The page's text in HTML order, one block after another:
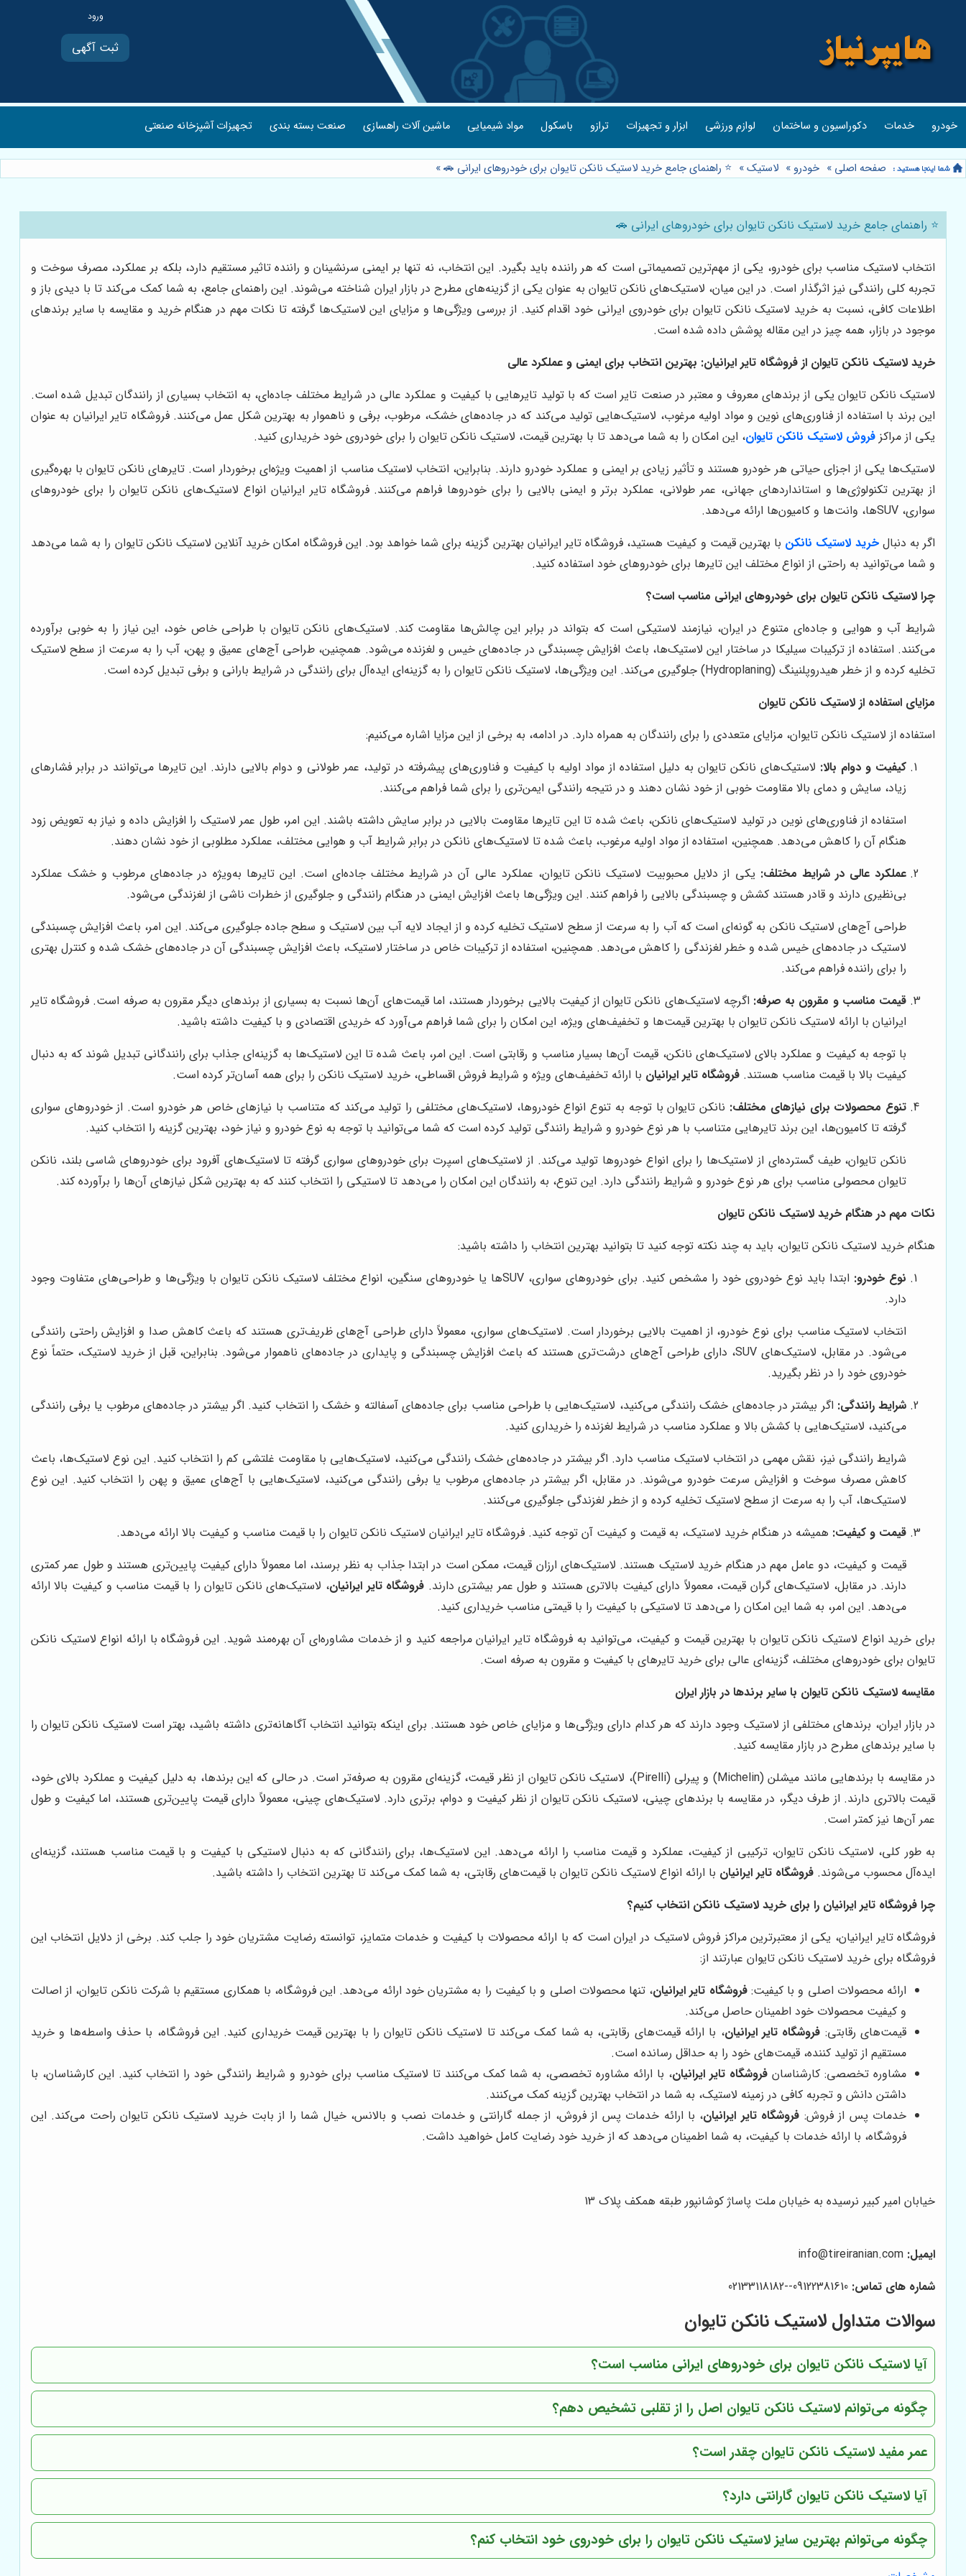
ثبت آگهی
خودرو خدمات دکوراسیون و ساختمان لوازم ورزشی ابزار و تجهیزات ترازو باسکول مواد شیمیایی ماشین آلات راهسازی صنعت بسته بندی تجهیزات آشپزخانه صنعتی
صفحه اصلی » خودرو » لاستیک» ⭐️ راهنمای جامع خرید لاستیک نانکن تایوان برای خودروهای ایرانی 🚗»
⭐️ راهنمای جامع خرید لاستیک نانکن تایوان برای خودروهای ایرانی 🚗
انتخاب لاستیک مناسب برای خودرو، یکی از مهم‌ترین تصمیماتی است که هر راننده باید بگیرد. این انتخاب، نه تنها بر ایمنی سرنشینان و راننده تاثیر مستقیم دارد، بلکه بر عملکرد، مصرف سوخت و
تجربه کلی رانندگی نیز اثرگذار است. در این میان، لاستیک‌های نانکن تایوان به عنوان یکی از گزینه‌های مطرح در بازار ایران شناخته می‌شوند. این راهنمای جامع، به شما کمک می‌کند تا با دیدی باز و
اطلاعات کافی، نسبت به خرید لاستیک نانکن تایوان برای خودروی ایرانی خود اقدام کنید. از بررسی ویژگی‌ها و مزایای این لاستیک‌ها گرفته تا نکات مهم در هنگام خرید و مقایسه با سایر برندهای
موجود در بازار، همه چیز در این مقاله پوشش داده شده است.
خرید لاستیک نانکن تایوان از فروشگاه تایر ایرانیان: بهترین انتخاب برای ایمنی و عملکرد عالی
لاستیک نانکن تایوان یکی از برندهای معروف و معتبر در صنعت تایر است که با تولید تایرهایی با کیفیت و عملکرد عالی در شرایط مختلف جاده‌ای، به انتخاب بسیاری از رانندگان تبدیل شده است.
این برند با استفاده از فناوری‌های نوین و مواد اولیه مرغوب، لاستیک‌هایی تولید می‌کند که در جاده‌های خشک، مرطوب، برفی و ناهموار به بهترین شکل عمل می‌کنند. فروشگاه تایر ایرانیان به عنوان
یکی از مراکز فروش لاستیک نانکن تایوان، این امکان را به شما می‌دهد تا با بهترین قیمت، لاستیک نانکن تایوان را برای خودروی خود خریداری کنید.
لاستیک‌ها یکی از اجزای حیاتی هر خودرو هستند و تأثیر زیادی بر ایمنی و عملکرد خودرو دارند. بنابراین، انتخاب لاستیک مناسب از اهمیت ویژه‌ای برخوردار است. تایرهای نانکن تایوان با بهره‌گیری
از بهترین تکنولوژی‌ها و استانداردهای جهانی، عمر طولانی، عملکرد برتر و ایمنی بالایی را برای خودروها فراهم می‌کنند. فروشگاه تایر ایرانیان انواع لاستیک‌های نانکن تایوان را برای خودروهای
سواری، SUV‌ها، وانت‌ها و کامیون‌ها ارائه می‌دهد.
اگر به دنبالخرید لاستیک نانکن با بهترین قیمت و کیفیت هستید، فروشگاه تایر ایرانیان بهترین گزینه برای شما خواهد بود. این فروشگاه امکان خرید آنلاین لاستیک نانکن تایوان را به شما می‌دهد
و شما می‌توانید به راحتی از انواع مختلف این تایرها برای خودروهای خود استفاده کنید.
چرا لاستیک نانکن تایوان برای خودروهای ایرانی مناسب است؟
شرایط آب و هوایی و جاده‌ای متنوع در ایران، نیازمند لاستیکی است که بتواند در برابر این چالش‌ها مقاومت کند. لاستیک‌های نانکن تایوان با طراحی خاص خود، این نیاز را به خوبی برآورده
می‌کنند. استفاده از ترکیبات سیلیکا در ساختار این لاستیک‌ها، باعث افزایش چسبندگی در جاده‌های خیس و لغزنده می‌شود. همچنین، طراحی آج‌های عمیق و پهن، آب را به سرعت از سطح لاستیک
تخلیه کرده و از خطر هیدروپلنینگ (Hydroplaning) جلوگیری می‌کند. این ویژگی‌ها، لاستیک نانکن تایوان را به گزینه‌ای ایده‌آل برای رانندگی در شرایط بارانی و برفی تبدیل کرده است.
مزایای استفاده از لاستیک نانکن تایوان
استفاده از لاستیک نانکن تایوان، مزایای متعددی را برای رانندگان به همراه دارد. در ادامه، به برخی از این مزایا اشاره می‌کنیم:
کیفیت و دوام بالا: لاستیک‌های نانکن تایوان به دلیل استفاده از مواد اولیه با کیفیت و فناوری‌های پیشرفته در تولید، عمر طولانی و دوام بالایی دارند. این تایرها می‌توانند در برابر فشارهای
زیاد، سایش و دمای بالا مقاومت خوبی از خود نشان دهند و در نتیجه رانندگی ایمن‌تری را برای شما فراهم می‌کنند.
استفاده از فناوری‌های نوین در تولید لاستیک‌های نانکن، باعث شده تا این تایرها مقاومت بالایی در برابر سایش داشته باشند. این امر، طول عمر لاستیک را افزایش داده و نیاز به تعویض زود
هنگام آن را کاهش می‌دهد. همچنین، استفاده از مواد اولیه مرغوب، باعث شده تا لاستیک‌های نانکن در برابر شرایط آب و هوایی مختلف، عملکرد مطلوبی از خود نشان دهند.
عملکرد عالی در شرایط مختلف: یکی از دلایل محبوبیت لاستیک نانکن تایوان، عملکرد عالی آن در شرایط مختلف جاده‌ای است. این تایرها به‌ویژه در جاده‌های مرطوب و خشک عملکرد
بی‌نظیری دارند و قادر هستند کشش و چسبندگی بالایی را فراهم کنند. این ویژگی‌ها باعث افزایش ایمنی در هنگام رانندگی و جلوگیری از خطرات ناشی از لغزندگی می‌شود.
طراحی آج‌های لاستیک نانکن به گونه‌ای است که آب را به سرعت از سطح لاستیک تخلیه کرده و از ایجاد لایه آب بین لاستیک و سطح جاده جلوگیری می‌کند. این امر، باعث افزایش چسبندگی
لاستیک در جاده‌های خیس شده و خطر لغزندگی را کاهش می‌دهد. همچنین، استفاده از ترکیبات خاص در ساختار لاستیک، باعث افزایش چسبندگی آن در جاده‌های خشک شده و کنترل بهتری
را برای راننده فراهم می‌کند.
قیمت مناسب و مقرون به صرفه: اگرچه لاستیک‌های نانکن تایوان از کیفیت بالایی برخوردار هستند، اما قیمت‌های آن‌ها نسبت به بسیاری از برندهای دیگر مقرون به صرفه است. فروشگاه تایر
ایرانیان با ارائه لاستیک نانکن تایوان با بهترین قیمت‌ها و تخفیف‌های ویژه، این امکان را برای شما فراهم می‌آورد که خریدی اقتصادی و با کیفیت داشته باشید.
با توجه به کیفیت و عملکرد بالای لاستیک‌های نانکن، قیمت آن‌ها بسیار مناسب و رقابتی است. این امر، باعث شده تا این لاستیک‌ها به گزینه‌ای جذاب برای رانندگانی تبدیل شوند که به دنبال
کیفیت بالا با قیمت مناسب هستند. فروشگاه تایر ایرانیان با ارائه تخفیف‌های ویژه و شرایط فروش اقساطی، خرید لاستیک نانکن را برای همه آسان‌تر کرده است.
تنوع محصولات برای نیازهای مختلف: نانکن تایوان با توجه به تنوع انواع خودروها، لاستیک‌های مختلفی را تولید می‌کند که متناسب با نیازهای خاص هر خودرو است. از خودروهای سواری
گرفته تا کامیون‌ها، این برند تایرهایی متناسب با هر نوع خودرو و شرایط رانندگی تولید کرده است که شما می‌توانید با توجه به نوع خودرو و نیاز خود، بهترین گزینه را انتخاب کنید.
نانکن تایوان، طیف گسترده‌ای از لاستیک‌ها را برای انواع خودروها تولید می‌کند. از لاستیک‌های اسپرت برای خودروهای سواری گرفته تا لاستیک‌های آفرود برای خودروهای شاسی بلند، نانکن
تایوان محصولی مناسب برای هر نوع خودرو و شرایط رانندگی دارد. این تنوع، به رانندگان این امکان را می‌دهد تا لاستیکی را انتخاب کنند که به بهترین شکل نیازهای آن‌ها را برآورده کند.
نکات مهم در هنگام خرید لاستیک نانکن تایوان
هنگام خرید لاستیک نانکن تایوان، باید به چند نکته توجه کنید تا بتوانید بهترین انتخاب را داشته باشید:
نوع خودرو:
ابتدا باید نوع خودروی خود را مشخص کنید. برای خودروهای سواری، SUV‌ها یا خودروهای سنگین، انواع مختلف لاستیک نانکن تایوان با ویژگی‌ها و طراحی‌های متفاوت وجود
دارد.
انتخاب لاستیک مناسب برای نوع خودرو، از اهمیت بالایی برخوردار است. لاستیک‌های سواری، معمولاً دارای طراحی آج‌های ظریف‌تری هستند که باعث کاهش صدا و افزایش راحتی رانندگی
می‌شود. در مقابل، لاستیک‌های SUV، دارای طراحی آج‌های درشت‌تری هستند که باعث افزایش چسبندگی و پایداری در جاده‌های ناهموار می‌شود. بنابراین، قبل از خرید لاستیک، حتماً نوع
خودروی خود را در نظر بگیرید.
شرایط رانندگی: اگر بیشتر در جاده‌های خشک رانندگی می‌کنید، لاستیک‌هایی با طراحی مناسب برای جاده‌های آسفالته و خشک را انتخاب کنید. اگر بیشتر در جاده‌های مرطوب یا برفی رانندگی
می‌کنید، لاستیک‌هایی با کشش بالا و عملکرد مناسب در شرایط لغزنده را خریداری کنید.
شرایط رانندگی نیز، نقش مهمی در انتخاب لاستیک مناسب دارد. اگر بیشتر در جاده‌های خشک رانندگی می‌کنید، لاستیک‌هایی با مقاومت غلتشی کم را انتخاب کنید. این نوع لاستیک‌ها، باعث
کاهش مصرف سوخت و افزایش سرعت خودرو می‌شوند. در مقابل، اگر بیشتر در جاده‌های مرطوب یا برفی رانندگی می‌کنید، لاستیک‌هایی با آج‌های عمیق و پهن را انتخاب کنید. این نوع
لاستیک‌ها، آب را به سرعت از سطح لاستیک تخلیه کرده و از خطر لغزندگی جلوگیری می‌کنند.
قیمت و کیفیت: همیشه در هنگام خرید لاستیک، به قیمت و کیفیت آن توجه کنید. فروشگاه تایر ایرانیان لاستیک نانکن تایوان را با قیمت مناسب و کیفیت بالا ارائه می‌دهد.
قیمت و کیفیت، دو عامل مهم در هنگام خرید لاستیک هستند. لاستیک‌های ارزان قیمت، ممکن است در ابتدا جذاب به نظر برسند، اما معمولاً دارای کیفیت پایین‌تری هستند و طول عمر کمتری
دارند. در مقابل، لاستیک‌های گران قیمت، معمولاً دارای کیفیت بالاتری هستند و طول عمر بیشتری دارند. فروشگاه تایر ایرانیان، لاستیک‌های نانکن تایوان را با قیمت مناسب و کیفیت بالا ارائه
می‌دهد. این امر، به شما این امکان را می‌دهد تا لاستیکی با کیفیت را با قیمتی مناسب خریداری کنید.
برای خرید انواع لاستیک نانکن تایوان با بهترین قیمت و کیفیت، می‌توانید به فروشگاه تایر ایرانیان مراجعه کنید و از خدمات مشاوره‌ای آن بهره‌مند شوید. این فروشگاه با ارائه انواع لاستیک نانکن
تایوان برای خودروهای مختلف، گزینه‌ای عالی برای خرید تایرهای با کیفیت و مقرون به صرفه است.
مقایسه لاستیک نانکن تایوان با سایر برندها در بازار ایران
در بازار ایران، برندهای مختلفی از لاستیک وجود دارند که هر کدام دارای ویژگی‌ها و مزایای خاص خود هستند. برای اینکه بتوانید انتخاب آگاهانه‌تری داشته باشید، بهتر است لاستیک نانکن تایوان را
با سایر برندهای مطرح در بازار مقایسه کنید.
در مقایسه با برندهایی مانند میشلن (Michelin) و پیرلی (Pirelli)، لاستیک نانکن تایوان از نظر قیمت، گزینه‌ای مقرون به صرفه‌تر است. در حالی که این برندها، به دلیل کیفیت و عملکرد بالای خود،
قیمت بالاتری دارند. از طرف دیگر، در مقایسه با برندهای چینی، لاستیک نانکن تایوان از نظر کیفیت و دوام، برتری دارد. لاستیک‌های چینی، معمولاً دارای قیمت پایین‌تری هستند، اما کیفیت و طول
عمر آن‌ها نیز کمتر است.
به طور کلی، لاستیک نانکن تایوان، ترکیبی از کیفیت، عملکرد و قیمت مناسب را ارائه می‌دهد. این لاستیک‌ها، برای رانندگانی که به دنبال لاستیکی با کیفیت و با قیمت مناسب هستند، گزینه‌ای
ایده‌آل محسوب می‌شوند. فروشگاه تایر ایرانیان با ارائه انواع لاستیک نانکن تایوان با قیمت‌های رقابتی، به شما کمک می‌کند تا بهترین انتخاب را داشته باشید.
چرا فروشگاه تایر ایرانیان را برای خرید لاستیک نانکن انتخاب کنیم؟
فروشگاه تایر ایرانیان، یکی از معتبرترین مراکز فروش لاستیک در ایران است که با ارائه محصولات با کیفیت و خدمات متمایز، توانسته رضایت مشتریان خود را جلب کند. برخی از دلایل انتخاب این
فروشگاه برای خرید لاستیک نانکن تایوان عبارتند از:
ارائه محصولات اصلی و با کیفیت:فروشگاه تایر ایرانیان، تنها محصولات اصلی و با کیفیت را به مشتریان خود ارائه می‌دهد. این فروشگاه، با همکاری مستقیم با شرکت نانکن تایوان، از اصالت
و کیفیت محصولات خود اطمینان حاصل می‌کند.
قیمت‌های رقابتی: فروشگاه تایر ایرانیان، با ارائه قیمت‌های رقابتی، به شما کمک می‌کند تا لاستیک نانکن تایوان را با بهترین قیمت خریداری کنید. این فروشگاه، با حذف واسطه‌ها و خرید
مستقیم از تولید کننده، قیمت‌های خود را به حداقل رسانده است.
مشاوره تخصصی: کارشناسان فروشگاه تایر ایرانیان، با ارائه مشاوره تخصصی، به شما کمک می‌کنند تا لاستیک مناسب برای خودرو و شرایط رانندگی خود را انتخاب کنید. این کارشناسان، با
داشتن دانش و تجربه کافی در زمینه لاستیک، به شما در انتخاب بهترین گزینه کمک می‌کنند.
خدمات پس از فروش: فروشگاه تایر ایرانیان، با ارائه خدمات پس از فروش، از جمله گارانتی و خدمات نصب و بالانس، خیال شما را از بابت خرید لاستیک نانکن تایوان راحت می‌کند. این
فروشگاه، با ارائه خدمات با کیفیت، به شما اطمینان می‌دهد که از خرید خود رضایت کامل خواهید داشت.
خیابان امیر کبیر نرسیده به خیابان ملت پاساژ کوشانپور طبقه همکف پلاک 13
ایمیل: info@tireiranian.com
شماره های تماس:
سوالات متداول لاستیک نانکن تایوان
آیا لاستیک نانکن تایوان برای خودروهای ایرانی مناسب است؟
چگونه می‌توانم لاستیک نانکن تایوان اصل را از تقلبی تشخیص دهم؟
عمر مفید لاستیک نانکن تایوان چقدر است؟
آیا لاستیک نانکن تایوان گارانتی دارد؟
چگونه می‌توانم بهترین سایز لاستیک نانکن تایوان را برای خودروی خود انتخاب کنم؟